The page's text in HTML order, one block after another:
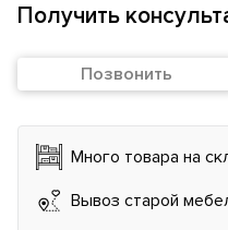
Получить
Позвонить
Много товара на
Вывоз старой